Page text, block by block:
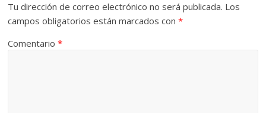
Tu dirección de correo electrónico no será publicada. Los
campos obligatorios están marcados con*
Comentario*